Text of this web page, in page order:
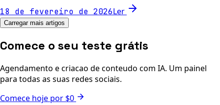
18 de fevereiro de 2026Ler
Carregar mais artigos
Comece o seu teste grátis
Agendamento e criacao de conteudo com IA. Um painel
para todas as suas redes sociais.
Comece hoje por $0